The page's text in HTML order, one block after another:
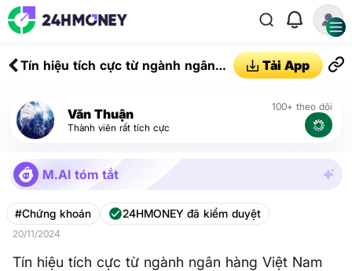
Tín hiệu tích cực từ ngành ngân
Tải App
Văn Thuận
Thành viên rất tích cực
100+ theo dõi
M.AI tóm tắt
#Chứng khoán 24HMONEY đã kiểm duyệt
20/11/2024
Tín hiệu tích cực từ ngành ngân hàng Việt Nam